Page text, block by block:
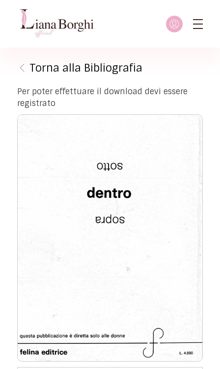
Torna alla Bibliografia
Per poter effettuare il download devi essere
registrato